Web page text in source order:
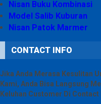
Nisan Buku Kombinasi
Model Salib Kuburan
Nisan Patok Marmer
CONTACT INFO
Jika Anda Merasa Kesulitan
Kami, Anda Bisa Langsung
Keluhan Customer Di Contact